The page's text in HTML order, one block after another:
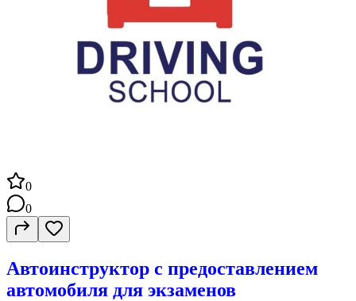
0
0
Автоинструктор с предоставлением
автомобиля для экзаменов